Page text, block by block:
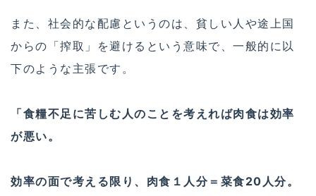
また、社会的な配慮というのは、貧しい人や途上国
からの「搾取」を避けるという意味で、一般的に以
下のような主張です。
「食糧不足に苦しむ人のことを考えれば肉食は効率
が悪い。
効率の面で考える限り、肉食１人分＝菜食20人分。